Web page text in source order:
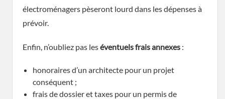
électroménagers pèseront lourd dans les dépenses à
prévoir.
Enfin, n’oubliez pas leséventuels frais annexes :
honoraires d’un architecte pour un projet
conséquent ;
frais de dossier et taxes pour un permis de